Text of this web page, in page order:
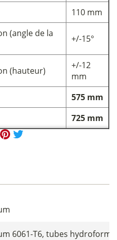
110 mm
(angle de la
+/-15°
(hauteur)
+/-12
mm
575 mm
725 mm
6061-T6, tubes